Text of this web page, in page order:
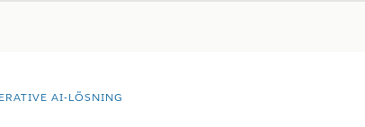
AI-LÖSNING